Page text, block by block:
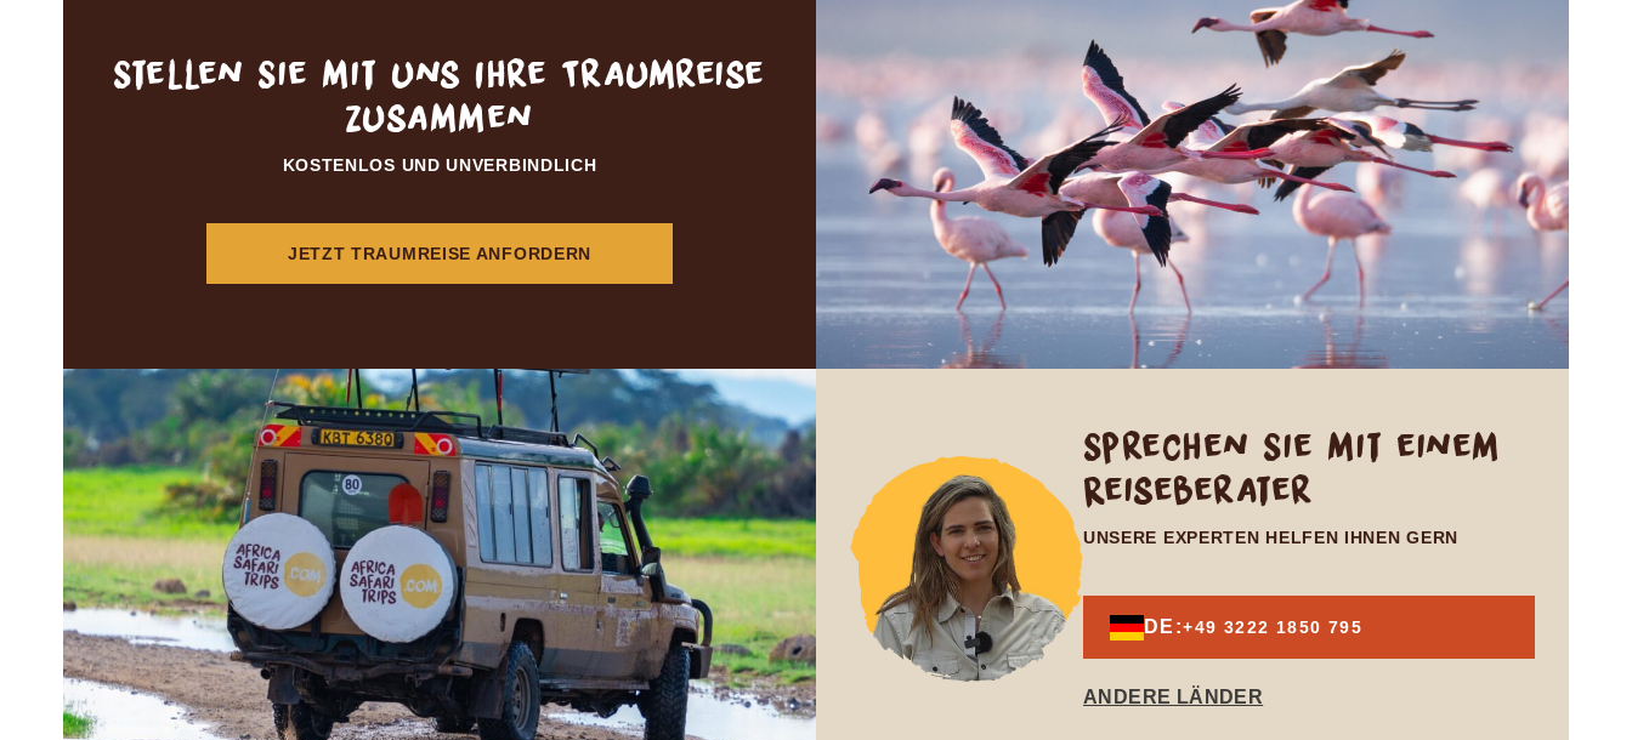
Stellen Sie mit uns Ihre Traumreise
zusammen
KOSTENLOS UND UNVERBINDLICH
JETZT TRAUMREISE ANFORDERN
Sprechen Sie mit einem
Reiseberater
UNSERE EXPERTEN HELFEN IHNEN GERN
DE:+49 3222 1850 795
ANDERE LÄNDER